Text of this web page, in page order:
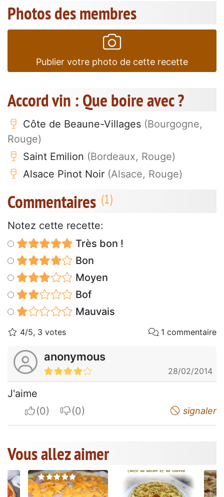
Photos des membres
Publier votre photo de cette recette
Accord vin : Que boire avec ?
Côte de Beaune-Villages (Bourgogne,
Rouge)
Saint Emilion (Bordeaux, Rouge)
Alsace Pinot Noir (Alsace, Rouge)
Commentaires
Notez cette recette:
Très bon !
Bon
Moyen
Bof
Mauvais
4/5, 3 votes 1 commentaire
anonymous
28/02/2014
J'aime
I apreciateI do not appreciate signaler
Vous allez aimer